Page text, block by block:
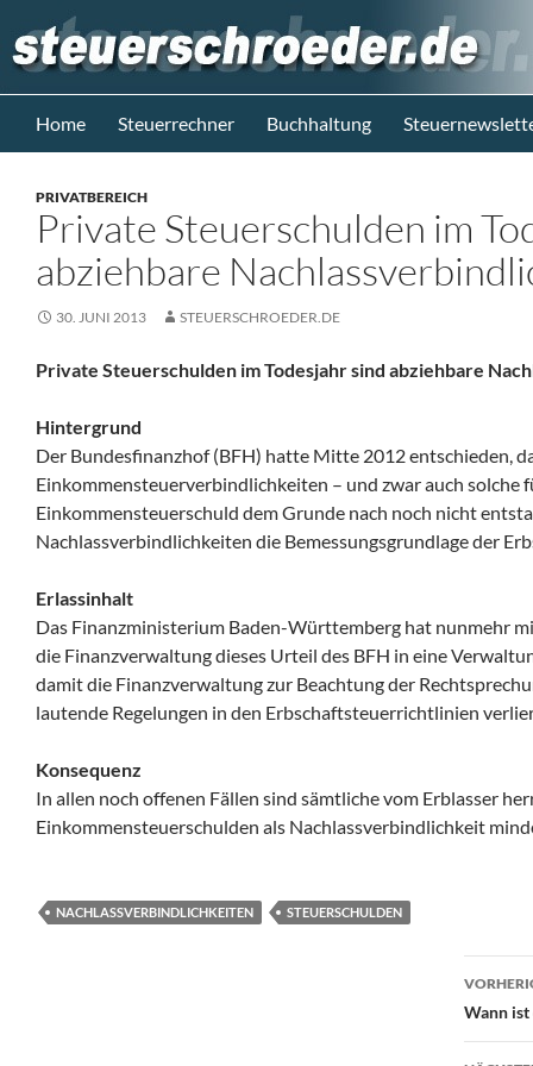
Inhalt
springen
Steuerblog www.steuerschroeder.de
Home Steuerrechner Buchhaltung
PRIVATBEREICH
Private Steuerschulden im
abziehbare
30. JUNI 2013 STEUERSCHROEDER.DE
Private Steuerschulden im Todesjahr sind abziehbare
Hintergrund
Der Bundesfinanzhof (BFH) hatte Mitte 2012 entschieden,
Einkommensteuerverbindlichkeiten – und zwar auch solche
Einkommensteuerschuld dem Grunde nach noch nicht
Nachlassverbindlichkeiten die Bemessungsgrundlage der
Erlassinhalt
Das Finanzministerium Baden-Württemberg hat nunmehr
die Finanzverwaltung dieses Urteil des BFH in eine
damit die Finanzverwaltung zur Beachtung der
lautende Regelungen in den Erbschaftsteuerrichtlinien
Konsequenz
In allen noch offenen Fällen sind sämtliche vom Erblasser
Einkommensteuerschulden als Nachlassverbindlichkeit
NACHLASSVERBINDLICHKEITEN STEUERSCHULDEN
Wann ist
Steuerberater
M. Schröder
Berlin